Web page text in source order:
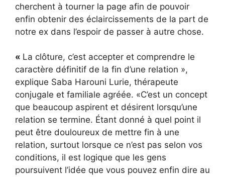
cherchent à tourner la page afin de pouvoir
enfin obtenir des éclaircissements de la part de
notre ex dans l’espoir de passer à autre chose.
« La clôture, c’est accepter et comprendre le
caractère définitif de la fin d’une relation »,
explique Saba Harouni Lurie, thérapeute
conjugale et familiale agréée. «C’est un concept
que beaucoup aspirent et désirent lorsqu’une
relation se termine. Étant donné à quel point il
peut être douloureux de mettre fin à une
relation, surtout lorsque ce n’est pas selon vos
conditions, il est logique que les gens
poursuivent l’idée que vous pouvez enfin dire au